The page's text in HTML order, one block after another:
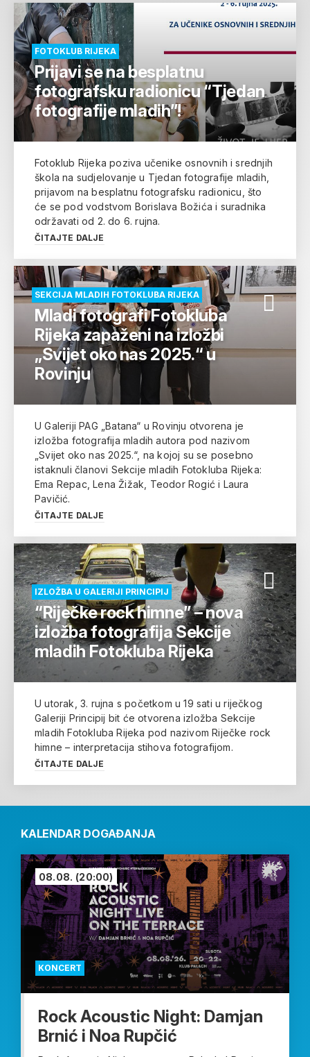
FOTOKLUB RIJEKA
Prijavi se na besplatnu
fotografsku radionicu “Tjedan
fotografije mladih”!
Fotoklub Rijeka poziva učenike osnovnih i srednjih
škola na sudjelovanje u Tjedan fotografije mladih,
prijavom na besplatnu fotografsku radionicu, što
će se pod vodstvom Borislava Božića i suradnika
održavati od 2. do 6. rujna.
ČITAJTE DALJE
SEKCIJA MLADIH FOTOKLUBA RIJEKA
Mladi fotografi Fotokluba
Rijeka zapaženi na izložbi
„Svijet oko nas 2025.“ u
Rovinju
U Galeriji PAG „Batana“ u Rovinju otvorena je
izložba fotografija mladih autora pod nazivom
„Svijet oko nas 2025.“, na kojoj su se posebno
istaknuli članovi Sekcije mladih Fotokluba Rijeka:
Ema Repac, Lena Žižak, Teodor Rogić i Laura
Pavičić.
ČITAJTE DALJE
IZLOŽBA U GALERIJI PRINCIPIJ
“Riječke rock himne” – nova
izložba fotografija Sekcije
mladih Fotokluba Rijeka
U utorak, 3. rujna s početkom u 19 sati u riječkog
Galeriji Principij bit će otvorena izložba Sekcije
mladih Fotokluba Rijeka pod nazivom Riječke rock
himne – interpretacija stihova fotografijom.
ČITAJTE DALJE
KALENDAR DOGAĐANJA
KONCERT
08.08. (20:00)
Rock Acoustic Night: Damjan
Brnić i Noa Rupčić